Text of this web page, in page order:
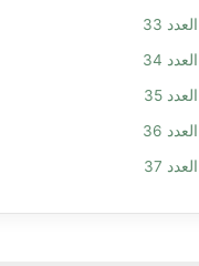
العدد 33
العدد 34
العدد 35
العدد 36
العدد 37